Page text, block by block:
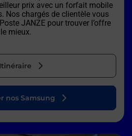
prix avec un forfait mobile
Nos chargés de clientèle vous
JANZE pour trouver l’offre
mieux.
Itinéraire
nos Samsung